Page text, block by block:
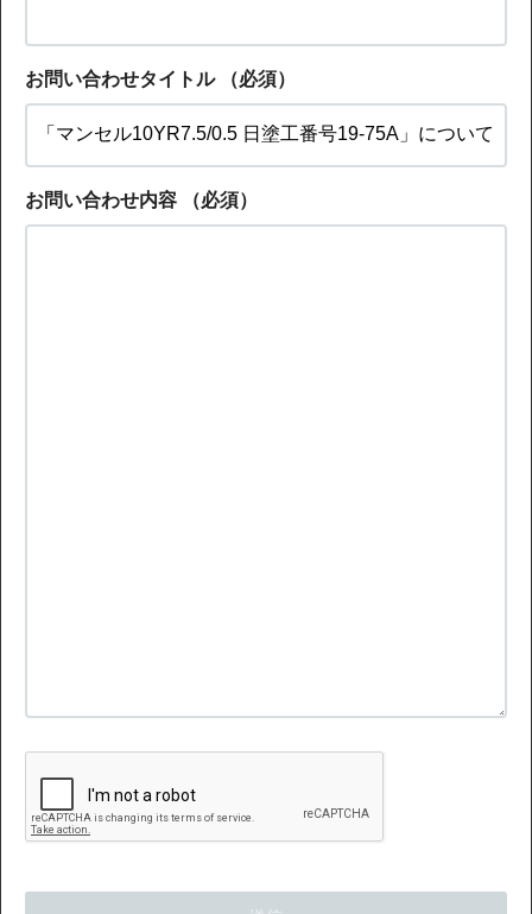
お問い合わせタイトル （必須）
お問い合わせ内容 （必須）